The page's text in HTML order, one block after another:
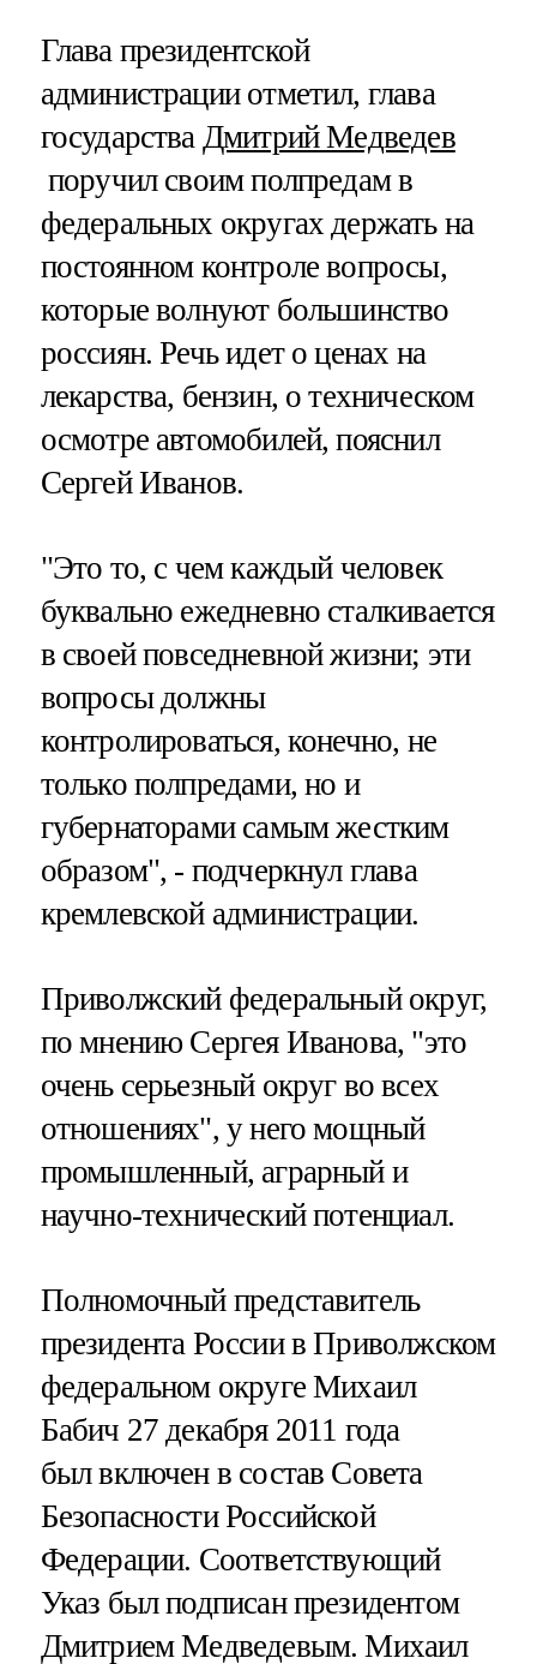
Глава президентской
администрации отметил, глава
государства Дмитрий Медведев
поручил своим полпредам в
федеральных округах держать на
постоянном контроле вопросы,
которые волнуют большинство
россиян. Речь идет о ценах на
лекарства, бензин, о техническом
осмотре автомобилей, пояснил
Сергей Иванов.
"Это то, с чем каждый человек
буквально ежедневно сталкивается
в своей повседневной жизни; эти
вопросы должны
контролироваться, конечно, не
только полпредами, но и
губернаторами самым жестким
образом", - подчеркнул глава
кремлевской администрации.
Приволжский федеральный округ,
по мнению Сергея Иванова, "это
очень серьезный округ во всех
отношениях", у него мощный
промышленный, аграрный и
научно-технический потенциал.
Полномочный представитель
президента России в Приволжском
федеральном округе Михаил
Бабич 27 декабря 2011 года
был включен в состав Совета
Безопасности Российской
Федерации. Соответствующий
Указ был подписан президентом
Дмитрием Медведевым. Михаил